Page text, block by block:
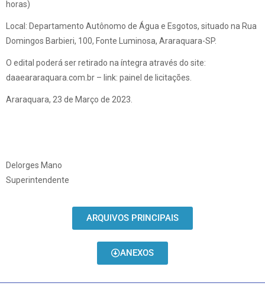
horas)
Local: Departamento Autônomo de Água e Esgotos, situado na Rua
Domingos Barbieri, 100, Fonte Luminosa, Araraquara-SP.
O edital poderá ser retirado na íntegra através do site:
daaeararaquara.com.br – link: painel de licitações.
Araraquara, 23 de Março de 2023.
Delorges Mano
Superintendente
ARQUIVOS PRINCIPAIS
ANEXOS